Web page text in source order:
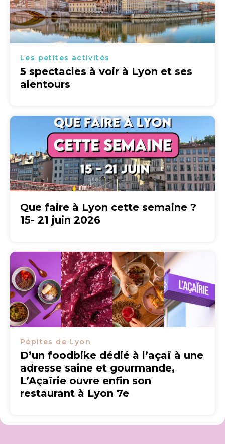
Les petites activités
5 spectacles à voir à Lyon et ses
alentours
Que faire à Lyon cette semaine ?
15- 21 juin 2026
Pépites de Lyon
D’un foodbike dédié à l’açaï à une
adresse saine et gourmande,
L’Açaïrie ouvre enfin son
restaurant à Lyon 7e